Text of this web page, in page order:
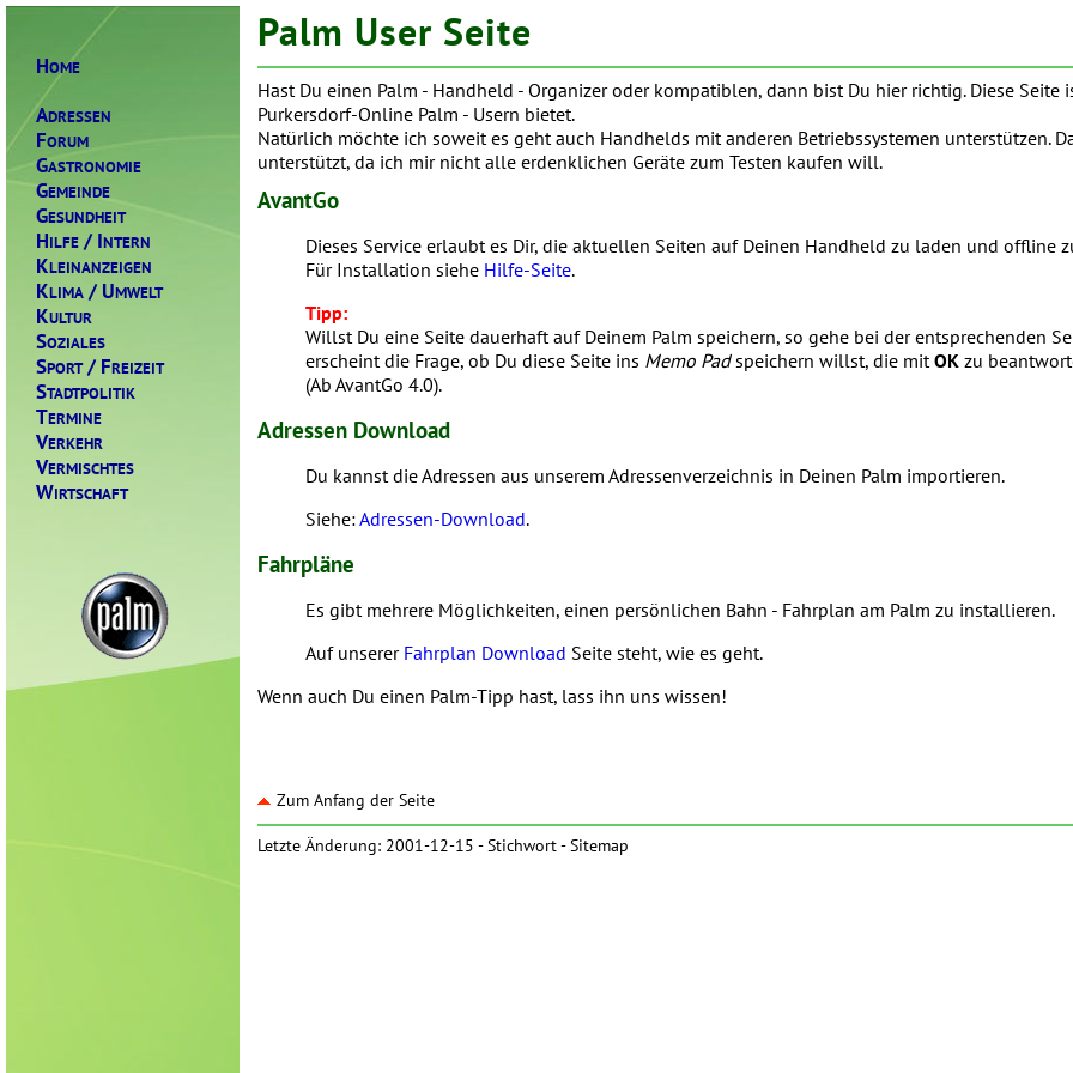
HOME
ADRESSEN
FORUM
GASTRONOMIE
GEMEINDE
GESUNDHEIT
HILFE / INTERN
KLEINANZEIGEN
KLIMA / UMWELT
KULTUR
SOZIALES
SPORT/ FREIZEIT
STADTPOLITIK
TERMINE
VERKEHR
VERMISCHTES
WIRTSCHAFT
Palm User Seite
Hast Du einen Palm - Handheld - Organizer oder kompatiblen, dann bist Du hier richtig. Diese
Purkersdorf-Online Palm - Usern bietet.
Natürlich möchte ich soweit es geht auch Handhelds mit anderen Betriebssystemen unterstützen.
unterstützt, da ich mir nicht alle erdenklichen Geräte zum Testen kaufen will.
AvantGo
Dieses Service erlaubt es Dir, die aktuellen Seiten auf Deinen Handheld zu laden und offline
Für Installation siehe Hilfe-Seite.
Tipp:
Willst Du eine Seite dauerhaft auf Deinem Palm speichern, so gehe bei der entsprechenden
erscheint die Frage, ob Du diese Seite ins Memo Padspeichern willst, die mitOK zu
(Ab AvantGo 4.0).
Adressen Download
Du kannst die Adressen aus unserem Adressenverzeichnis in Deinen Palm importieren.
Siehe:Adressen-Download.
Fahrpläne
Es gibt mehrere Möglichkeiten, einen persönlichen Bahn - Fahrplan am Palm zu installieren.
Auf unserer Fahrplan Download Seite steht, wie es geht.
Wenn auch Du einen Palm-Tipp hast, lass ihn uns wissen!
Zum Anfang der Seite
Letzte Änderung: 2001-12-15 -Stichwort-Sitemap